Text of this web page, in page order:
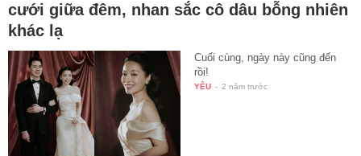
cưới giữa đêm, nhan sắc cô dâu bỗng nhiên
khác lạ
Cuối cùng, ngày này cũng đến
rồi!
YÊU - 2 năm trước